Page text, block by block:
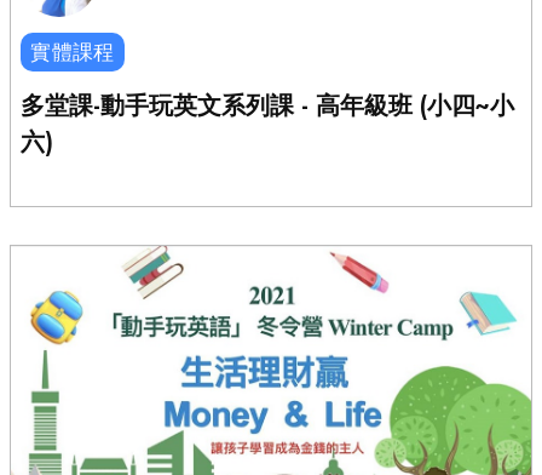
實體課程
多堂課-動手玩英文系列課 - 高年級班 (小四~小
六)